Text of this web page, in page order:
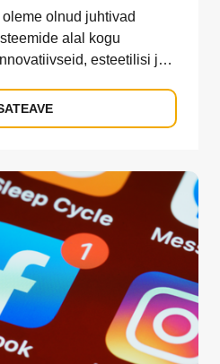
olnud juhtivad
alal kogu
esteetilisi ja